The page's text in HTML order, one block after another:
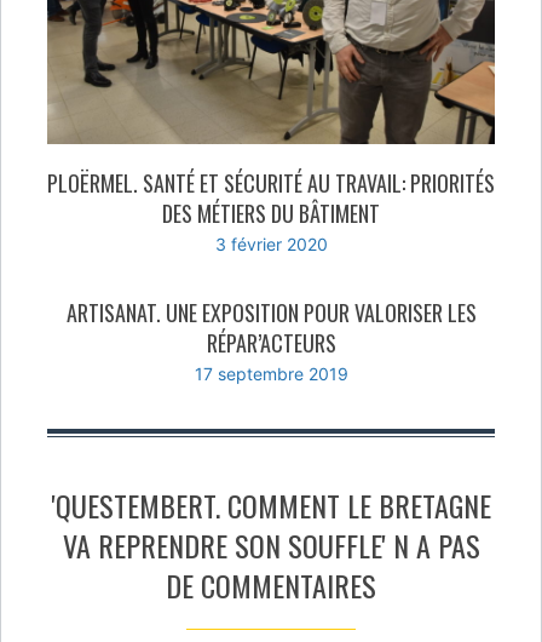
PLOËRMEL. SANTÉ ET SÉCURITÉ AU TRAVAIL: PRIORITÉS
DES MÉTIERS DU BÂTIMENT
3 février 2020
ARTISANAT. UNE EXPOSITION POUR VALORISER LES
RÉPAR’ACTEURS
17 septembre 2019
'QUESTEMBERT. COMMENT LE BRETAGNE
VA REPRENDRE SON SOUFFLE' N A PAS
DE COMMENTAIRES